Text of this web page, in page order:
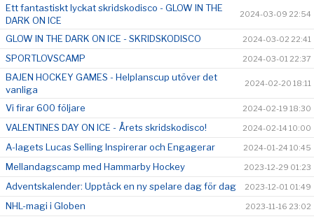
Ett fantastiskt lyckat skridskodisco - GLOW IN THE
DARK ON ICE
2024-03-09 22:54
GLOW IN THE DARK ON ICE - SKRIDSKODISCO 2024-03-02 22:41
SPORTLOVSCAMP 2024-03-01 22:37
BAJEN HOCKEY GAMES - Helplanscup utöver det
vanliga
2024-02-20 18:11
Vi firar 600 följare 2024-02-19 18:30
VALENTINES DAY ON ICE - Årets skridskodisco! 2024-02-14 10:00
A-lagets Lucas Selling Inspirerar och Engagerar 2024-01-24 10:45
Mellandagscamp med Hammarby Hockey 2023-12-29 01:23
Adventskalender: Upptäck en ny spelare dag för dag 2023-12-01 01:49
NHL-magi i Globen 2023-11-16 23:02